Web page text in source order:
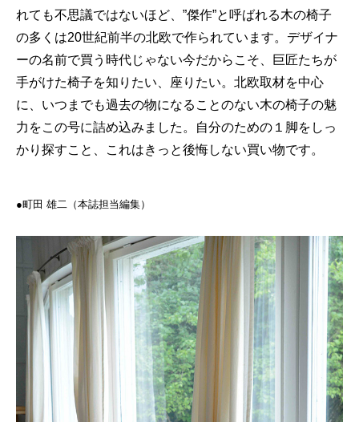
れても不思議ではないほど、”傑作”と呼ばれる木の椅子
の多くは20世紀前半の北欧で作られています。デザイナ
ーの名前で買う時代じゃない今だからこそ、巨匠たちが
手がけた椅子を知りたい、座りたい。北欧取材を中心
に、いつまでも過去の物になることのない木の椅子の魅
力をこの号に詰め込みました。自分のための１脚をしっ
かり探すこと、これはきっと後悔しない買い物です。
●町田 雄二（本誌担当編集）